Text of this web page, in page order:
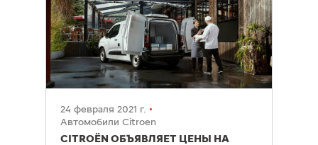
24 февраля 2021 г.
Автомобили Citroen
CITROЁN ОБЪЯВЛЯЕТ ЦЕНЫ НА